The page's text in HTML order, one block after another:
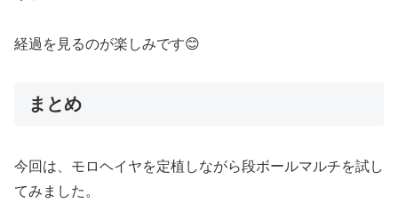
経過を見るのが楽しみです😊
まとめ
今回は、モロヘイヤを定植しながら段ボールマルチを試し
てみました。